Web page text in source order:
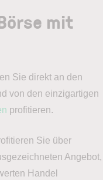
mit
Sie direkt an den
von den einzigartigen
profitieren.
Sie über
Angebot,
Handel